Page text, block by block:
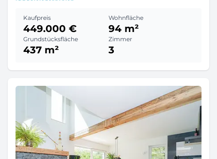
Kaufpreis
449.000 €
Wohnfläche
94 m²
Grundstücksfläche
437 m²
Zimmer
3